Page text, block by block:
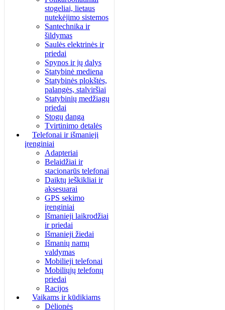
stogeliai, lietaus
nutekėjimo sistemos
Santechnika ir
šildymas
Saulės elektrinės ir
priedai
Spynos ir jų dalys
Statybinė mediena
Statybinės plokštės,
palangės, stalviršiai
Statybinių medžiagų
priedai
Stogų danga
Tvirtinimo detalės
Telefonai ir išmanieji
įrenginiai
Adapteriai
Belaidžiai ir
stacionarūs telefonai
Daiktų ieškikliai ir
aksesuarai
GPS sekimo
įrenginiai
Išmanieji laikrodžiai
ir priedai
Išmanieji žiedai
Išmanių namų
valdymas
Mobilieji telefonai
Mobiliųjų telefonų
priedai
Racijos
Vaikams ir kūdikiams
Dėlionės